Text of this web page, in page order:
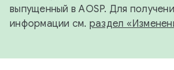
выпущенный в AOSP. Для
информации см. раздел